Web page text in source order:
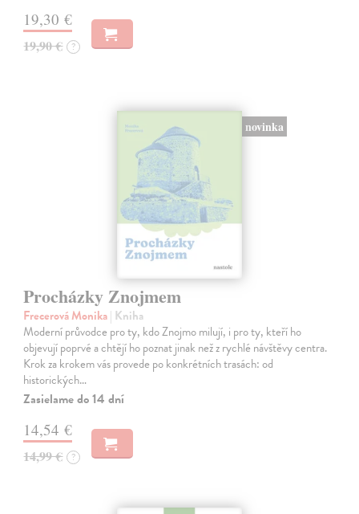
19,30 €
19,90 € ?
novinka
Procházky Znojmem
Frecerová Monika| Kniha
Moderní průvodce pro ty, kdo Znojmo milují, i pro ty, kteří ho
objevují poprvé a chtějí ho poznat jinak než z rychlé návštěvy centra.
Krok za krokem vás provede po konkrétních trasách: od
historických…
Zasielame do 14 dní
14,54 €
14,99 € ?